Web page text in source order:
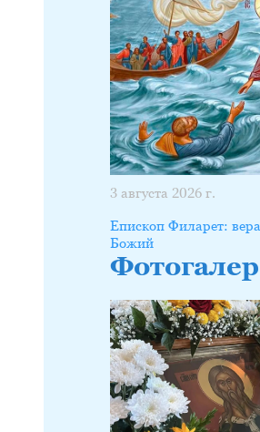
3 августа 2026 г.
Епископ Филарет: вера
Божий